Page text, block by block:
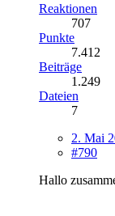
Reaktionen
707
Punkte
7.412
Beiträge
1.249
Dateien
7
2. Mai
#790
Hallo